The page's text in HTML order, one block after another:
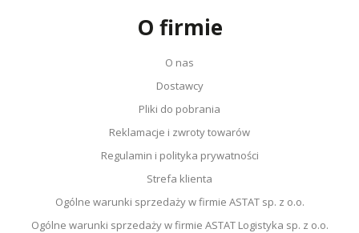
O firmie
O nas
Dostawcy
Pliki do pobrania
Reklamacje i zwroty towarów
Regulamin i polityka prywatności
Strefa klienta
Ogólne warunki sprzedaży w firmie ASTAT sp. z o.o.
Ogólne warunki sprzedaży w firmie ASTAT Logistyka sp. z o.o.